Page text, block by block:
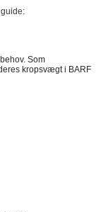
Som
kropsvægt i BARF